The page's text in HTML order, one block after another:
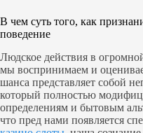
В чем суть того, как
поведение
Людское действия в
мы воспринимаем и
шанса представляет собой
который полностью
определениям и бытовым
что пред нами появляется